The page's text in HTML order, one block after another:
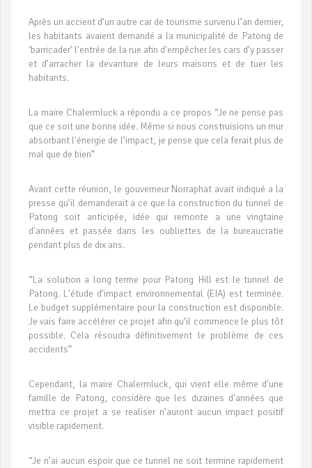
Après un accient d’un autre car de tourisme survenu l’an dernier,
les habitants avaient demandé a la municipalité de Patong de
‘barricader’ l'entrée de la rue afin d'empêcher les cars d’y passer
et d’arracher la devanture de leurs maisons et de tuer les
habitants.
La maire Chalermluck a répondu a ce propos “Je ne pense pas
que ce soit une bonne idée. Même si nous construisions un mur
absorbant l'énergie de l’impact, je pense que cela ferait plus de
mal que de bien”
Avant cette réunion, le gouverneur Norraphat avait indiqué a la
presse qu’il demanderait a ce que la construction du tunnel de
Patong soit anticipée, idée qui remonte a une vingtaine
d'années et passée dans les oubliettes de la bureaucratie
pendant plus de dix ans.
“La solution a long terme pour Patong Hill est le tunnel de
Patong. L'étude d’impact environnemental (EIA) est terminée.
Le budget supplémentaire pour la construction est disponible.
Je vais faire accélérer ce projet afin qu’il commence le plus tôt
possible. Cela résoudra définitivement le problème de ces
accidents”
Cependant, la maire Chalermluck, qui vient elle même d'une
famille de Patong, considère que les dizaines d'années que
mettra ce projet a se realiser n’auront aucun impact positif
visible rapidement.
“Je n’ai aucun espoir que ce tunnel ne soit termine rapidement